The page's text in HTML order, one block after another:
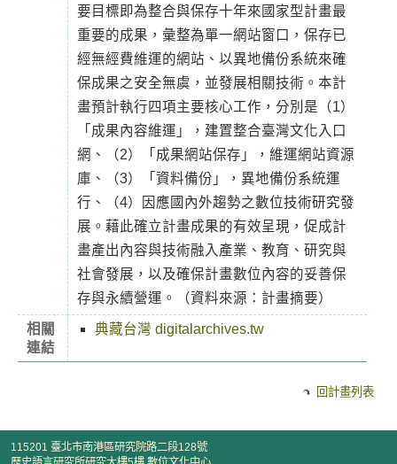
要目標即為整合與保存十年來國家型計畫最
重要的成果，彙整為單一網站窗口，保存已
經無經費維運的網站、以異地備份系統來確
保成果之安全無虞，並發展相關技術。本計
畫預計執行四項主要核心工作，分別是（1）
「成果內容維運」，建置整合臺灣文化入口
網、（2）「成果網站保存」，維運網站資源
庫、（3）「資料備份」，異地備份系統運
行、（4）因應國內外趨勢之數位技術研究發
展。藉此確立計畫成果的有效呈現，促成計
畫產出內容與技術融入產業、教育、研究與
社會發展，以及確保計畫數位內容的妥善保
存與永續營運。（資料來源：計畫摘要）
相關
連結
典藏台灣 digitalarchives.tw
回計畫列表
115201 臺北市南港區研究院路二段128號